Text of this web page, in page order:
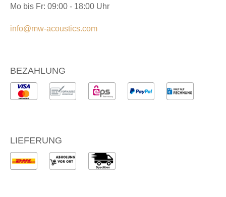
Mo bis Fr: 09:00 - 18:00 Uhr
info@mw-acoustics.com
BEZAHLUNG
LIEFERUNG